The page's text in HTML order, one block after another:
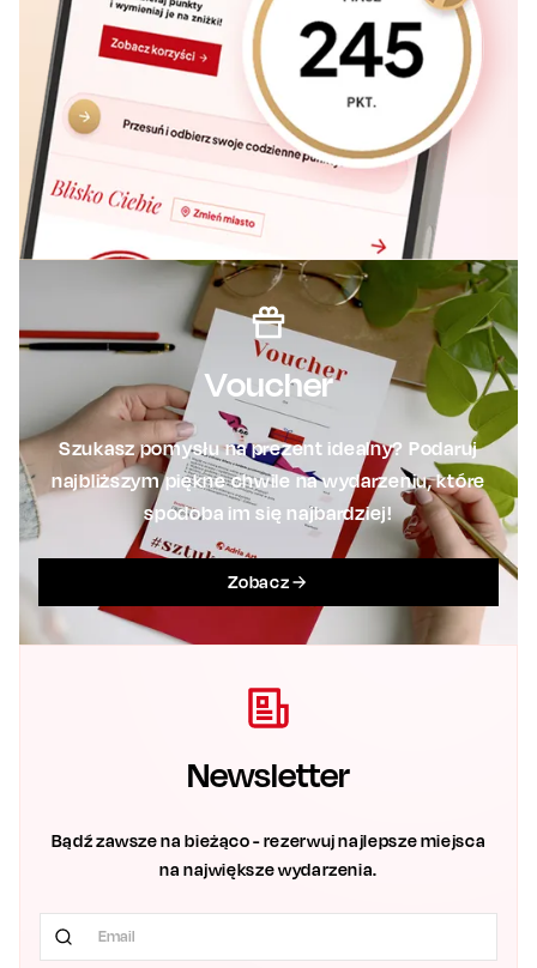
Voucher
Szukasz pomysłu na prezent idealny? Podaruj
najbliższym piękne chwile na wydarzeniu, które
spodoba im się najbardziej!
Zobacz
Newsletter
Bądź zawsze na bieżąco - rezerwuj najlepsze miejsca
na największe wydarzenia.